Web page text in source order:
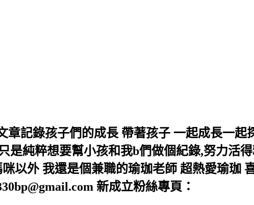
章記錄孩子們的成長 帶著孩子 一起成長一起
是純粹想要幫小孩和我b們做個紀錄,努力活
以外 我還是個兼職的瑜珈老師 超熱愛瑜珈
新成立粉絲專頁：